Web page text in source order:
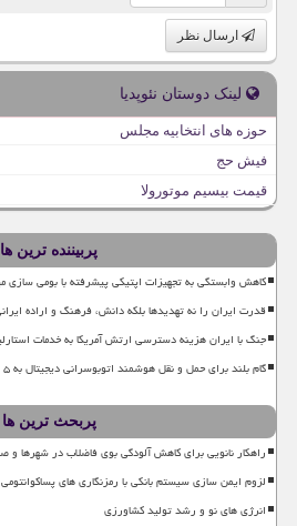
ارسال نظر
لینک دوستان نئوپدیا
حوزه های انتخابیه مجلس
فیش حج
قیمت بیسیم موتورولا
پربیننده ترین ها
کاهش وابستگی به تجهیزات اپتیکی پیشرفته با بومی سازی
قدرت ایران را نه تهدیدها بلکه دانش، فرهنگ و اراده
جنگ با ایران هزینه دسترسی ارتش آمریکا به خدمات
گام بلند برای حمل و نقل هوشمند اتوبوسرانی دیجیتال به ۵ استان رسید
پربحث ترین ها
راهکار نانویی برای کاهش آلودگی بوی فاضلاب در شهرها و
لزوم ایمن سازی سیستم بانکی با رمزنگاری های پساکوانتومی
انرژی های نو و رشد تولید کشاورزی